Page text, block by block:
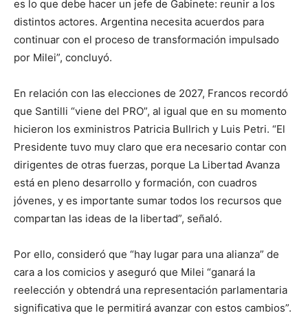
es lo que debe hacer un jefe de Gabinete: reunir a los
distintos actores. Argentina necesita acuerdos para
continuar con el proceso de transformación impulsado
por Milei”, concluyó.
En relación con las elecciones de 2027, Francos recordó
que Santilli “viene del PRO”, al igual que en su momento
hicieron los exministros Patricia Bullrich y Luis Petri. “El
Presidente tuvo muy claro que era necesario contar con
dirigentes de otras fuerzas, porque La Libertad Avanza
está en pleno desarrollo y formación, con cuadros
jóvenes, y es importante sumar todos los recursos que
compartan las ideas de la libertad”, señaló.
Por ello, consideró que “hay lugar para una alianza” de
cara a los comicios y aseguró que Milei “ganará la
reelección y obtendrá una representación parlamentaria
significativa que le permitirá avanzar con estos cambios”.